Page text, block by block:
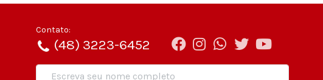
Contato:
(48) 3223-6452